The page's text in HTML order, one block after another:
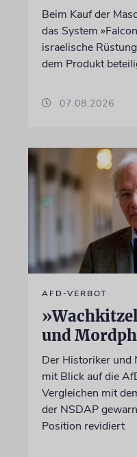
Beim Kauf der
das System
israelische
dem Produkt
07.08.2026
AFD-VERBOT
und
Der Historiker und
mit Blick auf die
Vergleichen mit
der NSDAP
Position revidiert